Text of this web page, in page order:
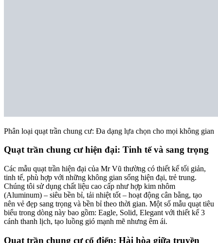
Phân loại quạt trần chung cư: Đa dạng lựa chọn cho mọi không gian
Quạt trần chung cư hiện đại: Tinh tế và sang trọng
Các mẫu quạt trần hiện đại của Mr Vũ thường có thiết kế tối giản,
tinh tế, phù hợp với những không gian sống hiện đại, trẻ trung.
Chúng tôi sử dụng chất liệu cao cấp như hợp kim nhôm
(Aluminum) – siêu bền bỉ, tải nhiệt tốt – hoạt động cân bằng, tạo
nên vẻ đẹp sang trọng và bền bỉ theo thời gian. Một số mẫu quạt tiêu
biểu trong dòng này bao gồm: Eagle, Solid, Elegant với thiết kế 3
cánh thanh lịch, tạo luồng gió mạnh mẽ nhưng êm ái.
Quạt trần chung cư cổ điển: Hài hòa giữa truyền